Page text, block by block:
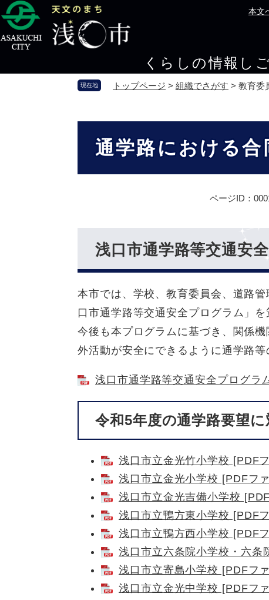
ペ
ー
ジ
メ
ニ
ュ
本文
くらしの情報 し
現在地 トップページ > 組織でさがす > 教育委
通学路における合
ページID：
浅口市通学路等交通安
本市では、学校、教育委員会、道路
口市通学路等交通安全プログラム」を
今後も本プログラムに基づき、関係
外活動が安全にできるように通学路等
浅口市通学路等交通安全プログラ
令和5年度の通学路要望
浅口市立金光竹小学校 [PDF
浅口市立金光小学校 [PDFフ
浅口市立金光吉備小学校
浅口市立鴨方東小学校 [PDF
浅口市立鴨方西小学校 [PDF
浅口市立六条院小学校・六条
浅口市立寄島小学校 [PDFフ
浅口市立金光中学校 [PDFフ